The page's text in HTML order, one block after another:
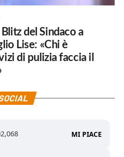
del Sindaco a
Lise: «Chi è
di pulizia faccia il
MI PIACE